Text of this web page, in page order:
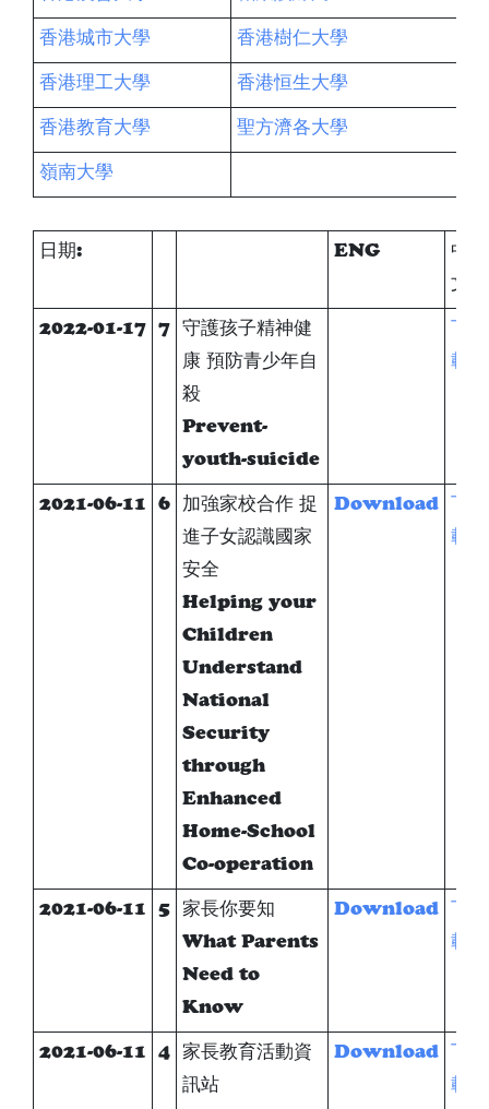
香港城市大學 香港樹仁大學
香港理工大學 香港恒生大學
香港教育大學 聖方濟各大學
嶺南大學
日期: ENG
中
文
2022-01-17 7
守護孩子精神健
康 預防青少年自
殺
Prevent-
youth-suicide
載
2021-06-11 6
加強家校合作 捉
進子女認識國家
安全
Helping your
Children
Understand
National
Security
through
Enhanced
Home-School
Co-operation
Download
載
2021-06-11 5
家長你要知
What Parents
Need to
Know
Download
載
2021-06-11 4
家長教育活動資
訊站
Download
載